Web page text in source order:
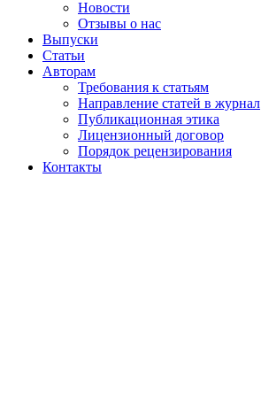
Новости
Отзывы о нас
Выпуски
Статьи
Авторам
Требования к статьям
Направление статей в журнал
Публикационная этика
Лицензионный договор
Порядок рецензирования
Контакты